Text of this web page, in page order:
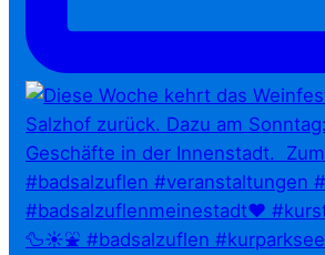
🦆☀️⛲ #badsalzuflen #kurparksee